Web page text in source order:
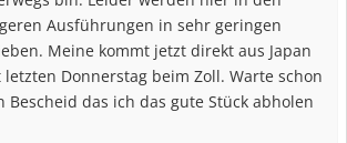
Ausführungen in sehr geringen
Meine kommt jetzt direkt aus Japan
Donnerstag beim Zoll. Warte schon
das ich das gute Stück abholen